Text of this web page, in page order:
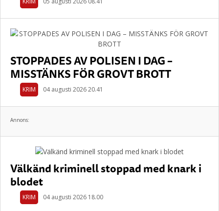
STOPPADES AV POLISEN I DAG –
MISSTÄNKS FÖR GROVT BROTT
KRIM 04 augusti 2026 20.41
Annons:
Välkänd kriminell stoppad med knark i
blodet
KRIM 04 augusti 2026 18.00